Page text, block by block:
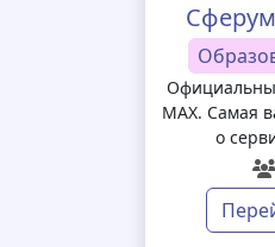
MAX. Самая
о